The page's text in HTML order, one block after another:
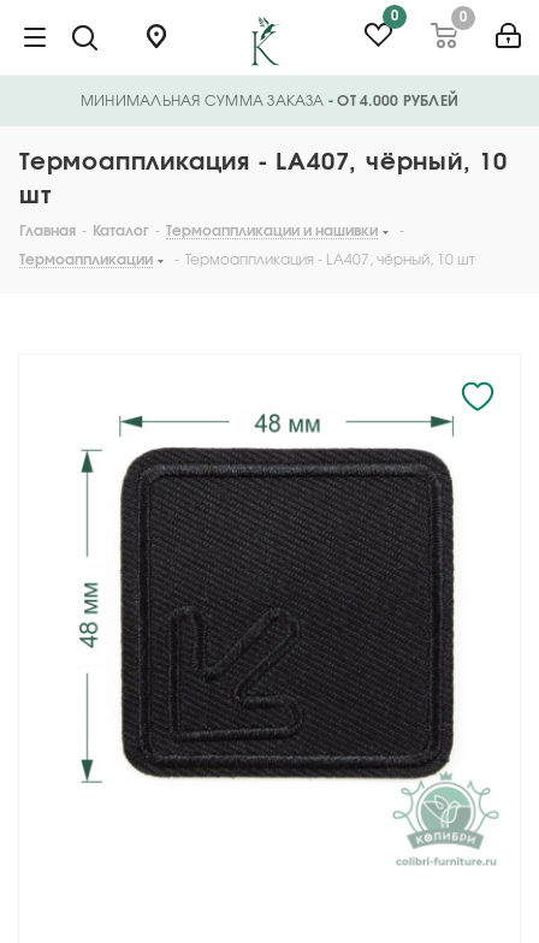
0 0
МИНИМАЛЬНАЯ СУММА ЗАКАЗА - ОТ 4.000 РУБЛЕЙ
Термоаппликация - LA407, чёрный, 10
шт
Главная - Каталог - Термоаппликации и нашивки
-
Термоаппликации
- Термоаппликация - LA407, чёрный, 10 шт